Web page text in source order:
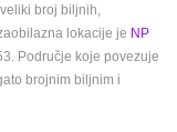
broj biljnih,
lokacije je NP
Područje koje povezuje
brojnim biljnim i